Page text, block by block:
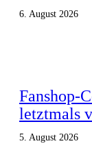
6. August 2026
Fanshop-
letztmals
5. August 2026